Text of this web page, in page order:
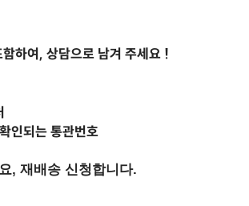
하여, 상담으로 남겨 주세요 !
인되는 통관번호
, 재배송 신청합니다.